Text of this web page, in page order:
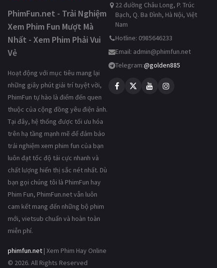
PhimFun.net - Trải Nghiệm
Xem Phim Fun Mượt Mà
Nhất - Xem Phim Phải Vui
Vẻ
Hoạt động với mục tiêu mang lại
những giây phút giải trí tuyệt vời,
PhimFun tự hào là điểm đến quen
thuộc của cộng đồng yêu điện ảnh.
Tại đây, hệ thống được tối ưu hóa
trên hạ tầng mạnh mẽ để đảm bảo
trải nghiệm xem phim fun của bạn
luôn đạt tốc độ tải cực nhanh và
chất lượng hiển thị sắc nét nhất. Dù
bạn gọi chúng tôi là PhimFun hay
Phim Fun, PhimFun.net vẫn luôn
cam kết mang đến những bộ phim
mới, vietsub chuẩn và hoàn toàn
miễn phí.
phimfun.net | Xem Phim Hay Online
© 2026. All Rights Reserved
22 đường Châu Long, P. Trúc
Bạch, Q. Ba Đình, Hà Nội, Việt
Nam
Hotline: 0985646233
Email: admin@phimfun.net
Telegram:@golden885